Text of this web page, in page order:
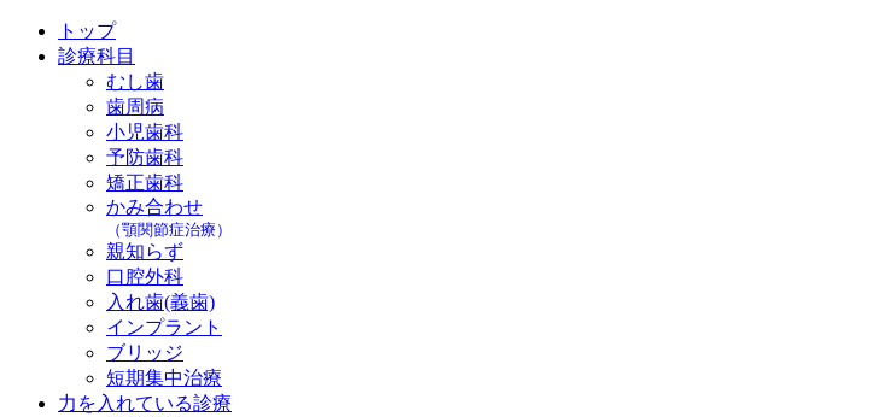
トップ
診療科目
むし歯
歯周病
小児歯科
予防歯科
矯正歯科
かみ合わせ
（顎関節症治療）
親知らず
口腔外科
入れ歯(義歯)
インプラント
ブリッジ
短期集中治療
力を入れている診療